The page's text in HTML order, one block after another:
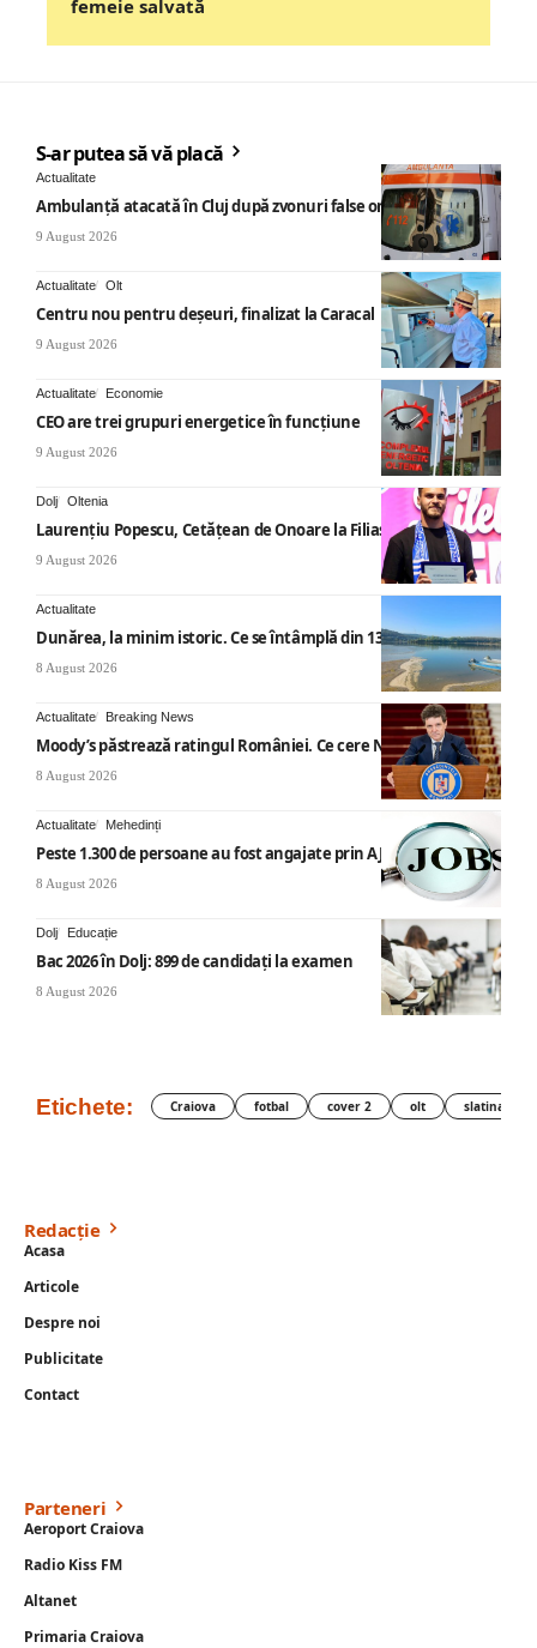
femeie salvată
S-ar putea să vă placă
Actualitate
Ambulanță atacată în Cluj după zvonuri false online
9 August 2026
Actualitate Olt
Centru nou pentru deșeuri, finalizat la Caracal
9 August 2026
Actualitate Economie
CEO are trei grupuri energetice în funcțiune
9 August 2026
Dolj Oltenia
Laurențiu Popescu, Cetățean de Onoare la Filiași
9 August 2026
Actualitate
Dunărea, la minim istoric. Ce se întâmplă din 13 august
8 August 2026
Actualitate Breaking News
Moody’s păstrează ratingul României. Ce cere Nicușor Dan
8 August 2026
Actualitate Mehedinți
Peste 1.300 de persoane au fost angajate prin AJOFM Mehedinți
8 August 2026
Dolj Educație
Bac 2026 în Dolj: 899 de candidați la examen
8 August 2026
Etichete: Craiova fotbal cover 2 olt slatina
Redacție
Acasa
Articole
Despre noi
Publicitate
Contact
Parteneri
Aeroport Craiova
Radio Kiss FM
Altanet
Primaria Craiova